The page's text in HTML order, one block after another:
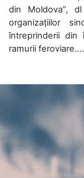
din Moldova”,
organizațiilor
întreprinderii din
ramurii feroviare....